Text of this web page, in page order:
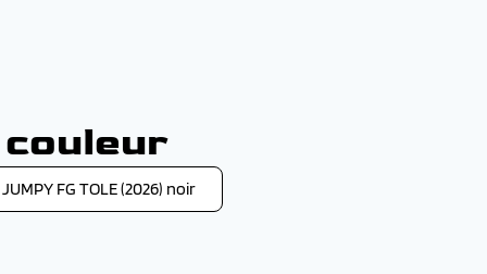
FG TOLE (2026) noir